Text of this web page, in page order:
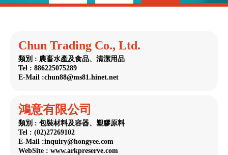
Chun Trading Co., Ltd.
類別 : 農畜水產及食品、清潔用品
Tel : 886225075289
E-Mail :chun88@ms81.hinet.net
鴻意有限公司
類別 : 包裝材料及容器、塑膠原料
Tel : (02)27269102
E-Mail :inquiry@hongyee.com
WebSite : www.arkpreserve.com